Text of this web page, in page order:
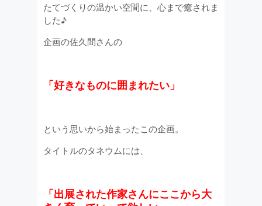
たてづくりの温かい空間に、心まで癒されま
した♪
企画の佐久間さんの
「好きなものに囲まれたい」
という思いから始まったこの企画。
タイトルのタネウムには、
「出展された作家さんにここから大